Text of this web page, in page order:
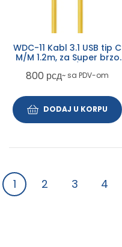
WDC-11 Kabl 3.1 USB tip C
M/M 1.2m, za Super brzo
Silicon Soft, žuti
800 рсд~ sa PDV-om
DODAJ U KORPU
1 2 3 4